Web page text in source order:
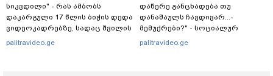
სიკვდილი" - რას ამბობს
დაკარგული 17 წლის ბიჭის დედა
ვიდეოკადრებზე, სადაც შვილის
განწირული ვედრების ხმა
palitravideo.ge
დაწერე განცხადება თუ
დანაშაულს ჩავდივარ...-
მემუქრები?" - სოციალურ
ქსელში სკანდალური კადრები
palitravideo.ge